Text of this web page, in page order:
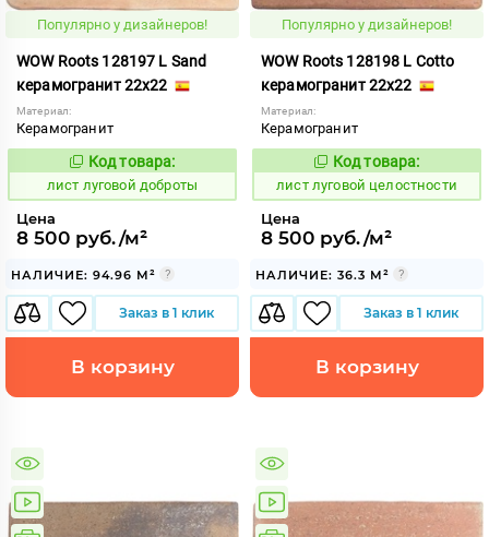
Популярно у дизайнеров!
WOW Roots 128197 L Sand
керамогранит 22x22
Материал:
Керамогранит
881247
Код товара:
лист луговой доброты
Цена
8 500 руб./м²
НАЛИЧИЕ: 94.96 М²
Заказ в 1 клик
В корзину
Популярно у дизайнеров!
WOW Roots 128198 L Cotto
керамогранит 22x22
Материал:
Керамогранит
881243
Код товара:
лист луговой целостности
Цена
8 500 руб./м²
НАЛИЧИЕ: 36.3 М²
Заказ в 1 клик
В корзину